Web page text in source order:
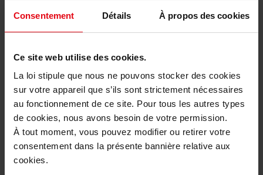
Consentement Détails À propos des cookies
Ce site web utilise des cookies.
La loi stipule que nous ne pouvons stocker des cookies
sur votre appareil que s’ils sont strictement nécessaires
au fonctionnement de ce site. Pour tous les autres types
de cookies, nous avons besoin de votre permission.
À tout moment, vous pouvez modifier ou retirer votre
consentement dans la présente bannière relative aux
cookies.
Gratis levering bij aankoop van min. 55€
Gratis verpakking
Beschrijving